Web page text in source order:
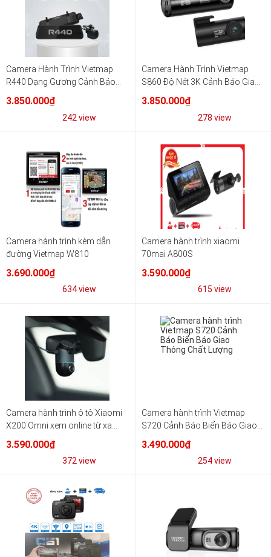
Camera Hành Trình Vietmap
R440 Dạng Gương Cảnh Báo
Giao Thông Tốt Nhất
3.850.000₫
242 view
Camera Hành Trình Vietmap
S860 Độ Nét 3K Cảnh Báo Giao
Thông
3.850.000₫
278 view
Camera hành trình kèm dẫn
đường Vietmap W810
3.690.000₫
634 view
Camera hành trình xiaomi
70mai A800S
3.590.000₫
615 view
Camera hành trình ô tô Xiaomi
X200 Omni xem online từ xa
3.590.000₫
372 view
Camera hành trình Vietmap
S720 Cảnh Báo Biển Báo Giao
3.490.000₫
254 view